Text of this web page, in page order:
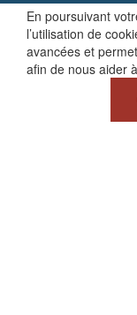
En poursuivant
l’utilisation de
avancées et
afin de nous aider